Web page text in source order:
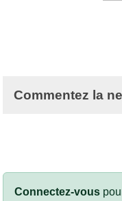
Commentez la
Connectez-vous